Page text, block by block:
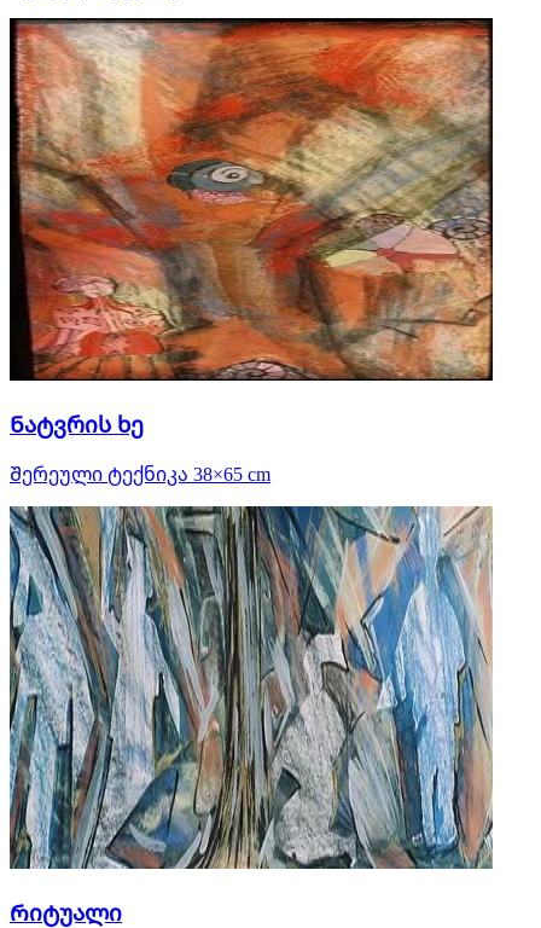
Ნატვრის ხე
Შერეული ტექნიკა 38×65 cm
Რიტუალი